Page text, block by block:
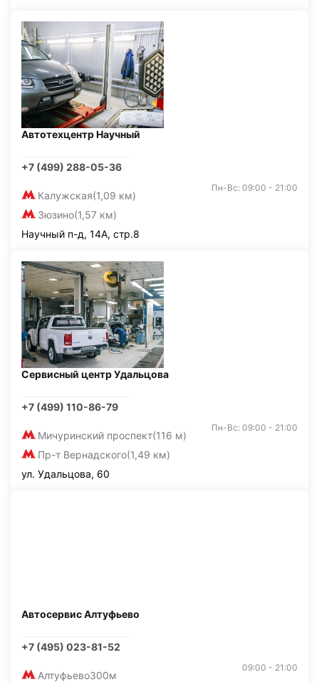
Автотехцентр Научный
+7 (499) 288-05-36
Калужская(1,09 км)
Зюзино(1,57 км)
Пн-Вс: 09:00 - 21:00
Научный п-д, 14А, стр.8
Сервисный центр Удальцова
+7 (499) 110-86-79
Мичуринский проспект(116 м)
Пр-т Вернадского(1,49 км)
Пн-Вс: 09:00 - 21:00
ул. Удальцова, 60
Автосервис Алтуфьево
+7 (495) 023-81-52
Алтуфьево300м
09:00 - 21:00